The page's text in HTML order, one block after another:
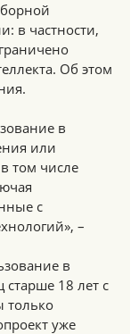
в частности,
Об этом
в
или
том числе
с
–
в
18 лет с
только
уже